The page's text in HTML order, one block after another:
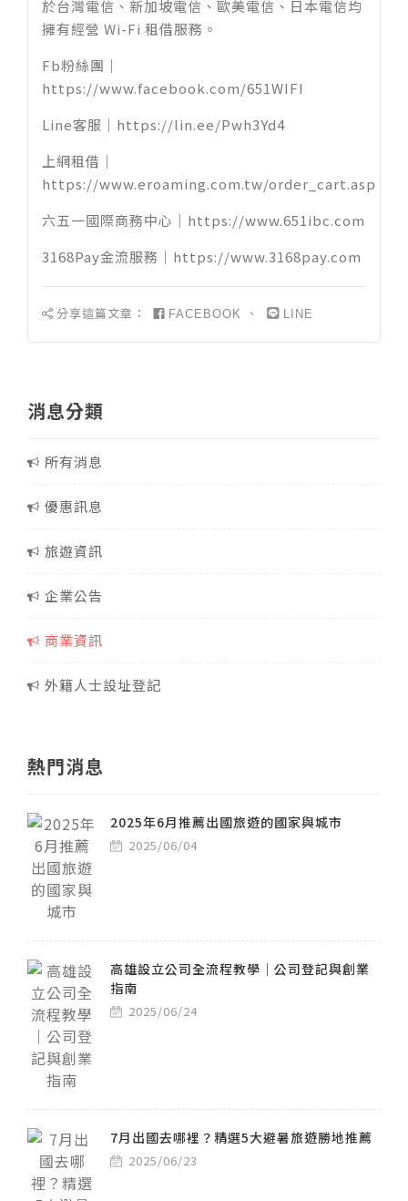
於台灣電信、新加坡電信、歐美電信、日本電信均
擁有經營 Wi-Fi 租借服務。
Fb粉絲團｜
https://www.facebook.com/651WIFI
Line客服｜ https://lin.ee/Pwh3Yd4
上網租借｜
https://www.eroaming.com.tw/order_cart.asp
六五一國際商務中心｜ https://www.651ibc.com
3168Pay金流服務｜ https://www.3168pay.com
分享這篇文章： FACEBOOK 、 LINE
消息分類
所有消息
優惠訊息
旅遊資訊
企業公告
商業資訊
外籍人士設址登記
熱門消息
2025年6月推薦出國旅遊的國家與城市
2025/06/04
高雄設立公司全流程教學｜公司登記與創業
指南
2025/06/24
7月出國去哪裡？精選5大避暑旅遊勝地推薦
2025/06/23